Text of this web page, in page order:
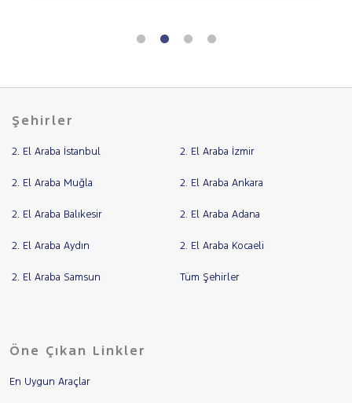
Şehirler
2. El Araba İstanbul 2. El Araba İzmir
2. El Araba Muğla 2. El Araba Ankara
2. El Araba Balıkesir 2. El Araba Adana
2. El Araba Aydın 2. El Araba Kocaeli
2. El Araba Samsun Tüm Şehirler
Öne Çıkan Linkler
En Uygun Araçlar